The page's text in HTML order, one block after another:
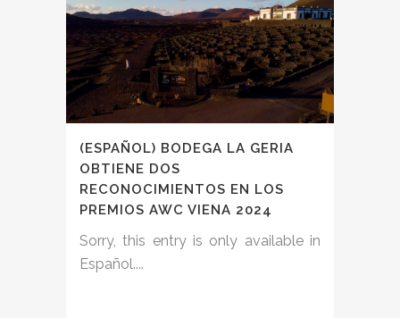
(ESPAÑOL) BODEGA LA GERIA
OBTIENE DOS
RECONOCIMIENTOS EN LOS
PREMIOS AWC VIENA 2024
Sorry, this entry is only available in
Español....